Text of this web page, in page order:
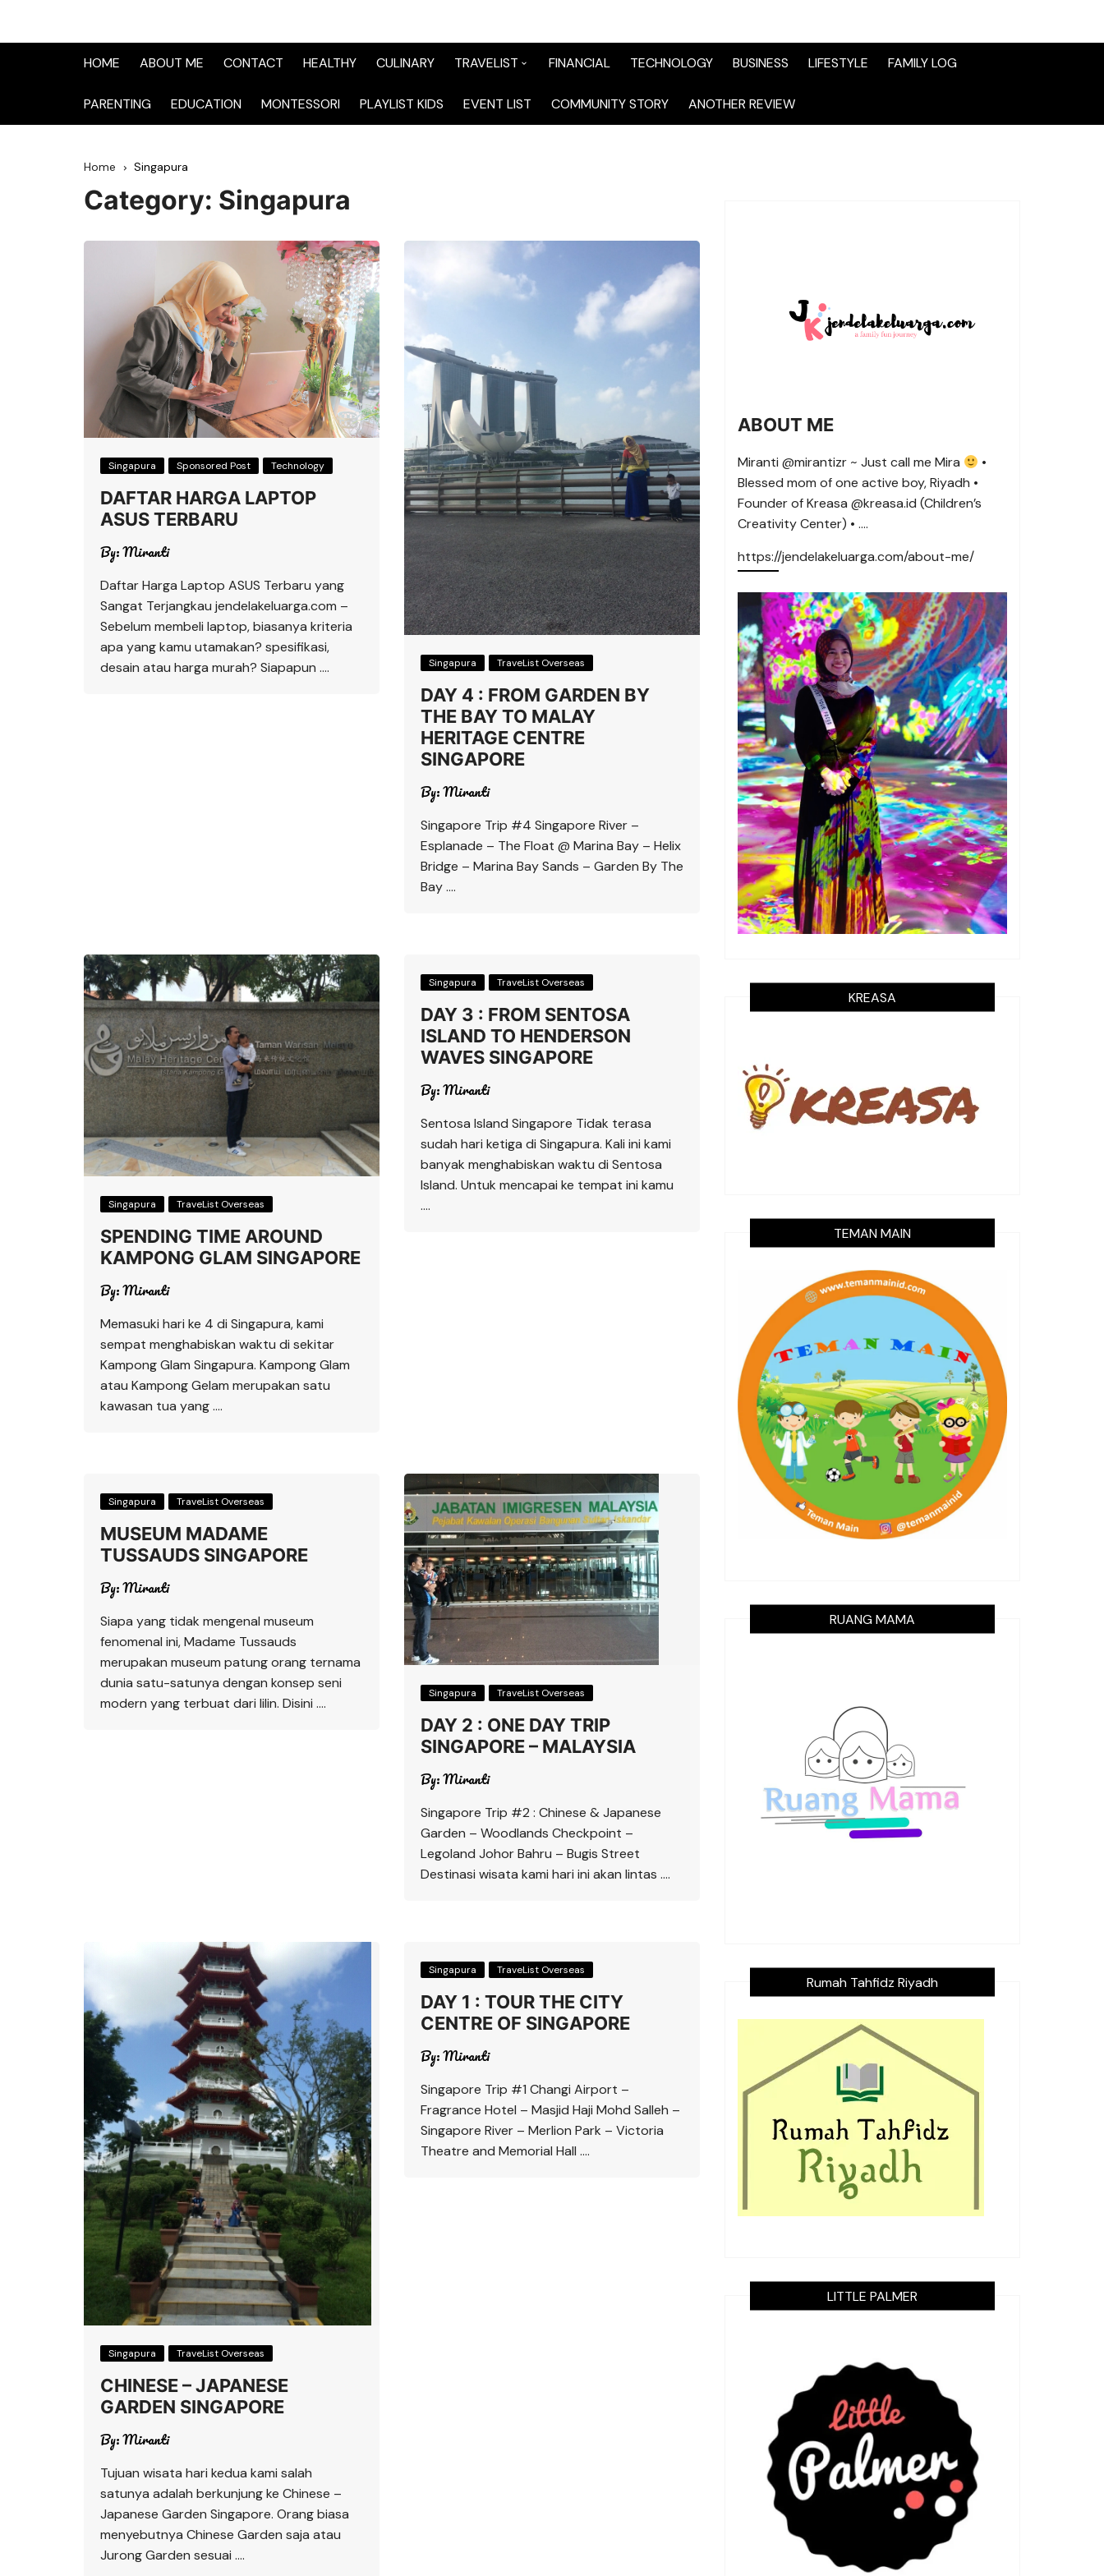
HOME ABOUT ME CONTACT HEALTHY CULINARY TRAVELIST
TraveList Sumatera
TraveList Mix
TraveList Overseas
FINANCIAL TECHNOLOGY BUSINESS LIFESTYLE FAMILY LOG
PARENTING EDUCATION MONTESSORI PLAYLIST KIDS EVENT LIST COMMUNITY STORY ANOTHER REVIEW
Home Singapura
Category: Singapura
Singapura Sponsored Post Technology
DAFTAR HARGA LAPTOP
ASUS TERBARU
By:Miranti
Daftar Harga Laptop ASUS Terbaru yang
Sangat Terjangkau jendelakeluarga.com –
Sebelum membeli laptop, biasanya kriteria
apa yang kamu utamakan? spesifikasi,
desain atau harga murah? Siapapun ….
Singapura TraveList Overseas
DAY 4 : FROM GARDEN BY
THE BAY TO MALAY
HERITAGE CENTRE
SINGAPORE
By:Miranti
Singapore Trip #4 Singapore River –
Esplanade – The Float @ Marina Bay – Helix
Bridge – Marina Bay Sands – Garden By The
Bay ….
Singapura TraveList Overseas
SPENDING TIME AROUND
KAMPONG GLAM SINGAPORE
By:Miranti
Memasuki hari ke 4 di Singapura, kami
sempat menghabiskan waktu di sekitar
Kampong Glam Singapura. Kampong Glam
atau Kampong Gelam merupakan satu
kawasan tua yang ….
Singapura TraveList Overseas
DAY 3 : FROM SENTOSA
ISLAND TO HENDERSON
WAVES SINGAPORE
By:Miranti
Sentosa Island Singapore Tidak terasa
sudah hari ketiga di Singapura. Kali ini kami
banyak menghabiskan waktu di Sentosa
Island. Untuk mencapai ke tempat ini kamu
….
Singapura TraveList Overseas
MUSEUM MADAME
TUSSAUDS SINGAPORE
By:Miranti
Siapa yang tidak mengenal museum
fenomenal ini, Madame Tussauds
merupakan museum patung orang ternama
dunia satu-satunya dengan konsep seni
modern yang terbuat dari lilin. Disini ….
Singapura TraveList Overseas
DAY 2 : ONE DAY TRIP
SINGAPORE – MALAYSIA
By:Miranti
Singapore Trip #2 : Chinese & Japanese
Garden – Woodlands Checkpoint –
Legoland Johor Bahru – Bugis Street
Destinasi wisata kami hari ini akan lintas ….
Singapura TraveList Overseas
CHINESE – JAPANESE
GARDEN SINGAPORE
By:Miranti
Tujuan wisata hari kedua kami salah
satunya adalah berkunjung ke Chinese –
Japanese Garden Singapore. Orang biasa
menyebutnya Chinese Garden saja atau
Jurong Garden sesuai ….
Singapura TraveList Overseas
DAY 1 : TOUR THE CITY
CENTRE OF SINGAPORE
By:Miranti
Singapore Trip #1 Changi Airport –
Fragrance Hotel – Masjid Haji Mohd Salleh –
Singapore River – Merlion Park – Victoria
Theatre and Memorial Hall ….
ABOUT ME
Miranti @mirantizr ~ Just call me Mira
•
Blessed mom of one active boy, Riyadh •
Founder of Kreasa @kreasa.id (Children’s
Creativity Center) • ….
https://jendelakeluarga.com/about-me/
KREASA
TEMAN MAIN
RUANG MAMA
Rumah Tahfidz Riyadh
LITTLE PALMER